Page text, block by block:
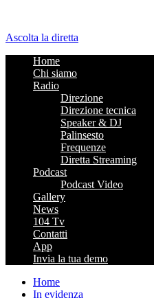
Ascolta la diretta
Home
Chi siamo
Radio
Direzione
Direzione tecnica
Speaker & DJ
Palinsesto
Frequenze
Diretta Streaming
Podcast
Podcast Video
Gallery
News
104 Tv
Contatti
App
Invia la tua demo
Home
In evidenza